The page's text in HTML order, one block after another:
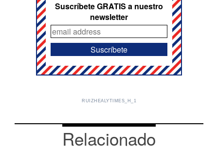
Suscríbete GRATIS a nuestro
newsletter
RUIZHEALYTIMES_H_1
Relacionado